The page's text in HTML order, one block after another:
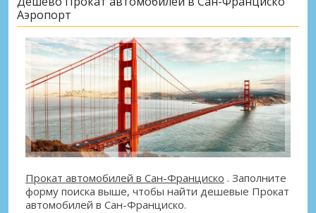
Аэропорт
Прокат автомобилей в Сан-Франциско . Заполните
форму поиска выше, чтобы найти дешевые Прокат
автомобилей в Сан-Франциско.